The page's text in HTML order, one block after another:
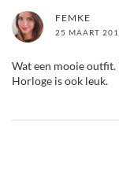
FEMKE
25 MAART
Wat een mooie
Horloge is ook leuk.